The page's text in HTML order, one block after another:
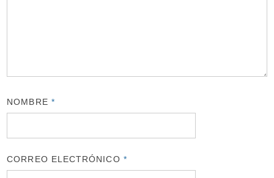
NOMBRE *
CORREO ELECTRÓNICO *